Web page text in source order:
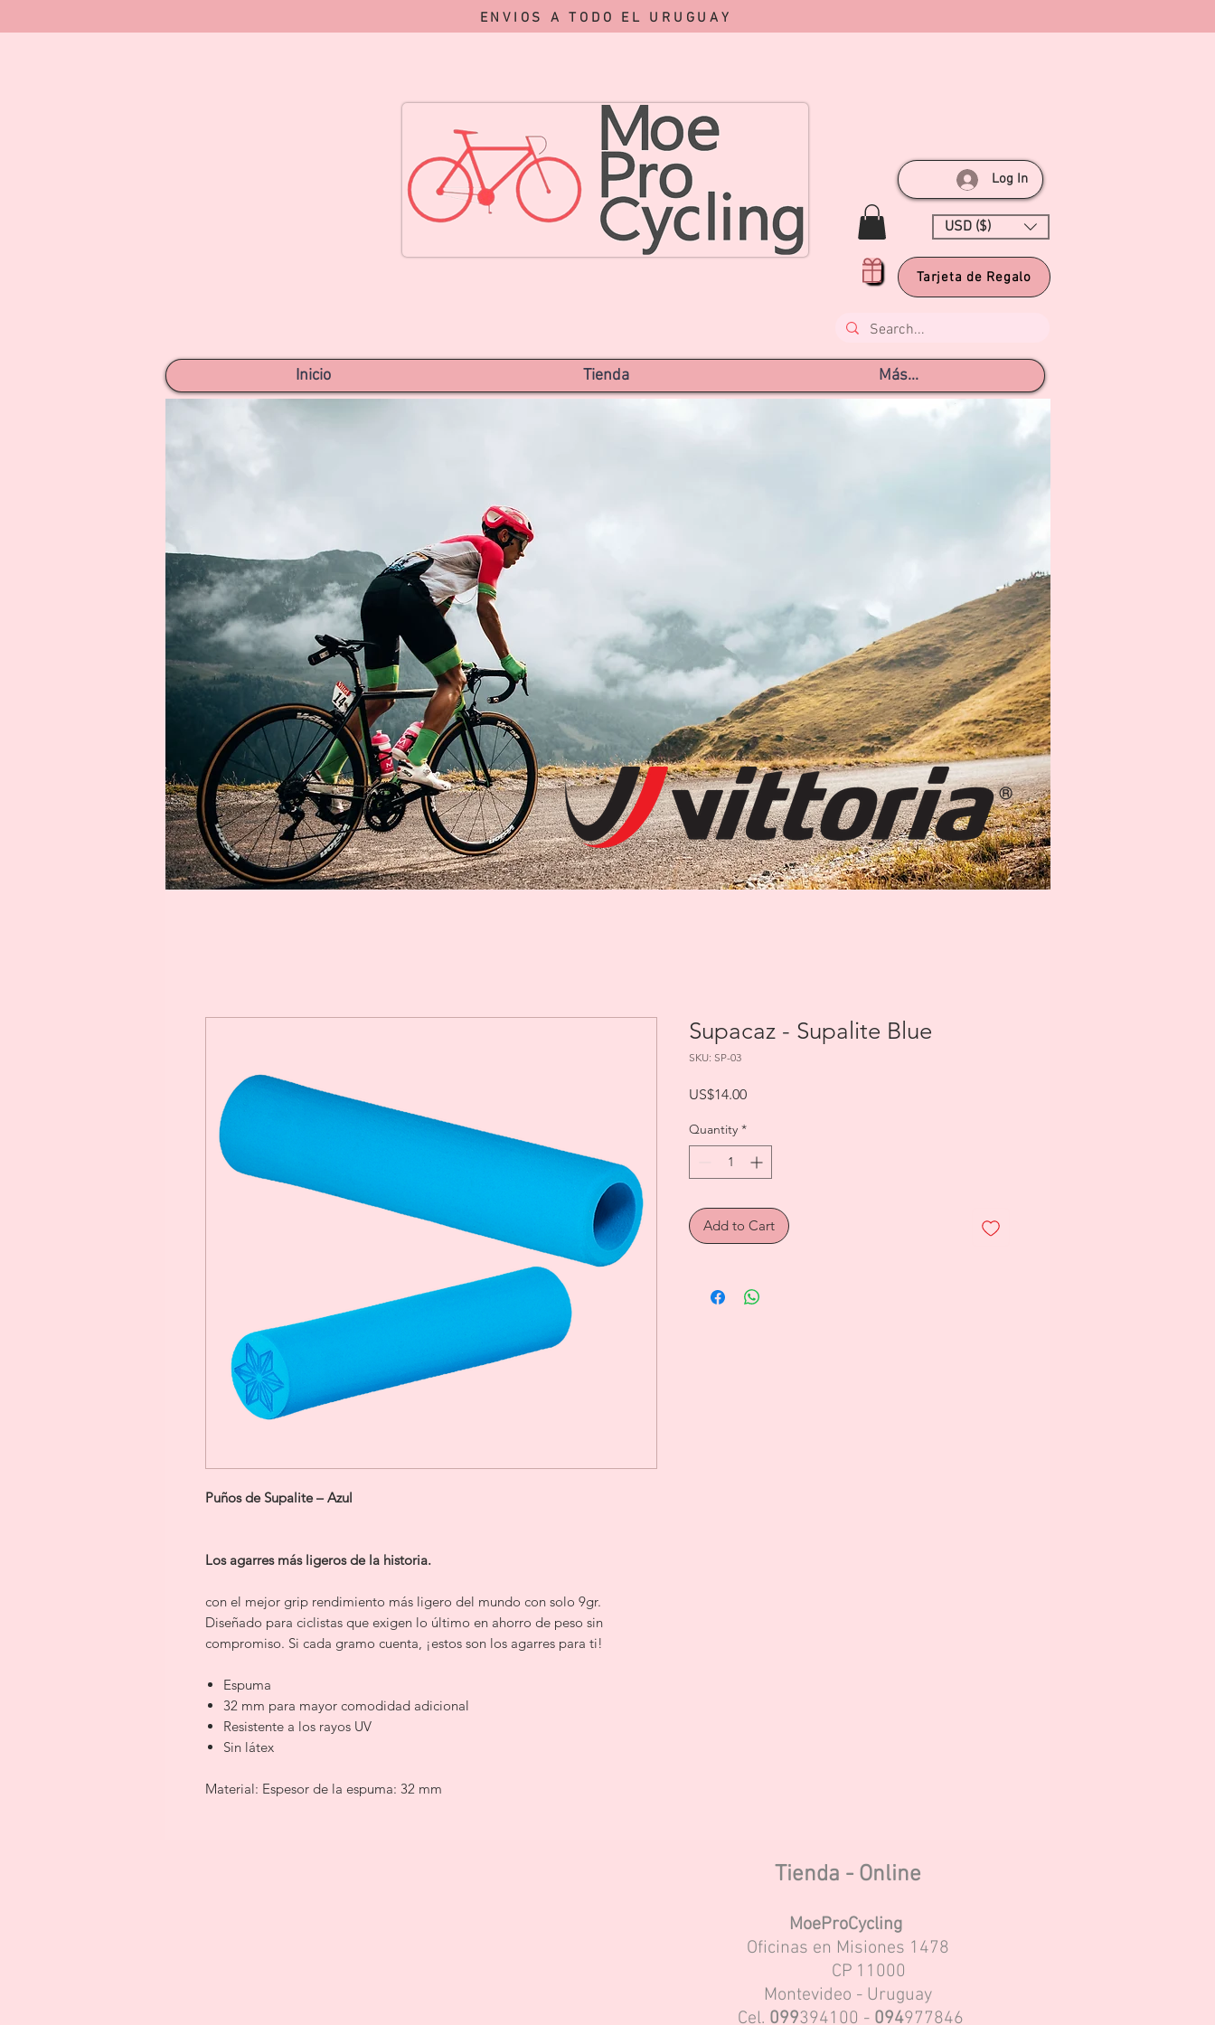
ENVIOS A TODO EL URUGUAY
Log In
USD ($)
Tarjeta de Regalo
Inicio Tienda Más...
Puños de Supalite – Azul
Los agarres más ligeros de la historia.
con el mejor grip rendimiento más ligero del mundo con solo 9gr.
Diseñado para ciclistas que exigen lo último en ahorro de peso sin
compromiso. Si cada gramo cuenta, ¡estos son los agarres para ti!
Espuma
32 mm para mayor comodidad adicional
Resistente a los rayos UV
Sin látex
Material: Espesor de la espuma: 32 mm
Supacaz - Supalite Blue
SKU: SP-03
US$14.00Price
Quantity *
Add to Cart
Tienda - Online
MoeProCycling
Oficinas en Misiones 1478
CP 11000
Montevideo - Uruguay
Cel. 099394100 - 094977846